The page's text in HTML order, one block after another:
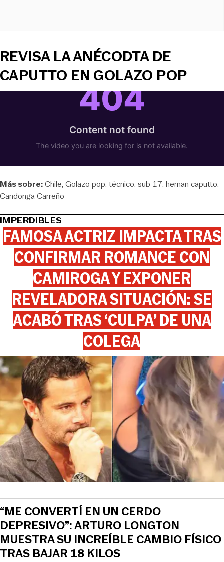
REVISA LA ANÉCODTA DE
CAPUTTO EN GOLAZO POP
Más sobre:Chile Golazo pop técnico sub 17 hernan caputto
Candonga Carreño
IMPERDIBLES
FAMOSA ACTRIZ IMPACTA TRAS
CONFIRMAR ROMANCE CON
CAMIROGA Y EXPONER
REVELADORA SITUACIÓN: SE
ACABÓ TRAS ‘CULPA’ DE UNA
COLEGA
“ME CONVERTÍ EN UN CERDO
DEPRESIVO”: ARTURO LONGTON
MUESTRA SU INCREÍBLE CAMBIO FÍSICO
TRAS BAJAR 18 KILOS